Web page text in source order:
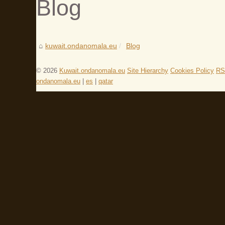
Blog
kuwait.ondanomala.eu Blog
© 2026 Kuwait.ondanomala.eu Site Hierarchy Cookies Policy
ondanomala.eu
es qatar